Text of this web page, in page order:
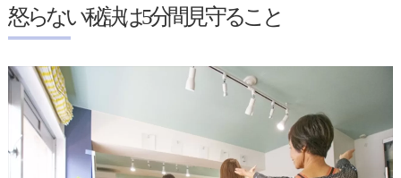
怒らない秘訣は5分間見守ること